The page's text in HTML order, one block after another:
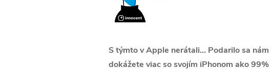
S týmto v Apple nerátali… Podarilo sa
dokážete viac so svojím iPhonom ako